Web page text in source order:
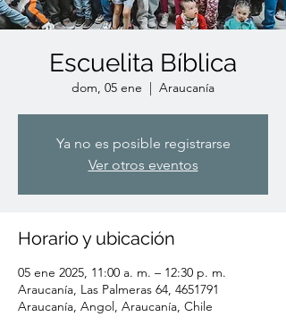
Escuelita Bíblica
dom, 05 ene
  |
Araucanía
Ya no es posible registrarse
Ver otros eventos
Horario y ubicación
05 ene 2025, 11:00 a. m. – 12:30 p. m.
Araucanía, Las Palmeras 64, 4651791
Araucanía, Angol, Araucanía, Chile